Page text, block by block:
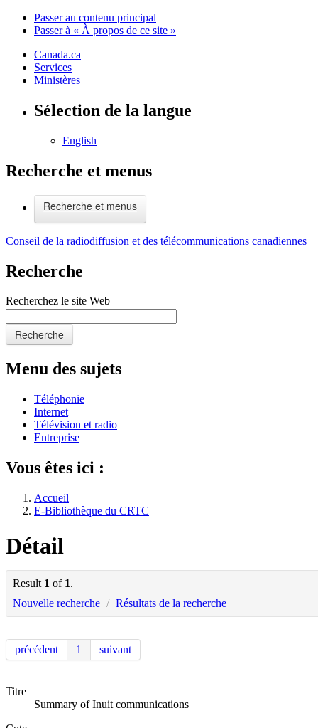
Passer au contenu principal
Passer à « À propos de ce site »
Canada.ca
Services
Ministères
Sélection de la langue
English
Recherche et menus
Recherche et menus
Conseil de la radiodiffusion et des télécommunications canadiennes
Recherche
Recherchez le site Web
Recherche
Menu des sujets
Téléphonie
Internet
Télévision et radio
Entreprise
Vous êtes ici :
Accueil
E-Bibliothèque du CRTC
Détail
Result 1 of 1.
Nouvelle recherche / Résultats de la recherche
précédent 1 suivant
Titre
Summary of Inuit communications